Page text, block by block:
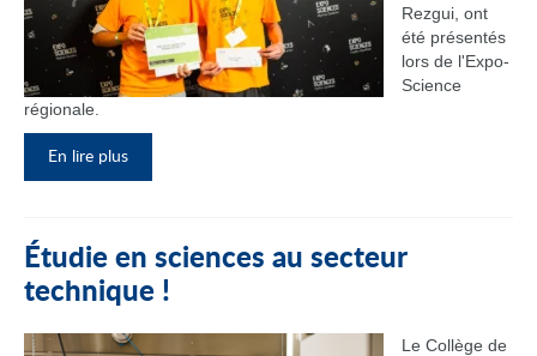
Rezgui, ont
été présentés
lors de l'Expo-
Science
régionale.
En lire plus
Étudie en sciences au secteur
technique !
Le Collège de